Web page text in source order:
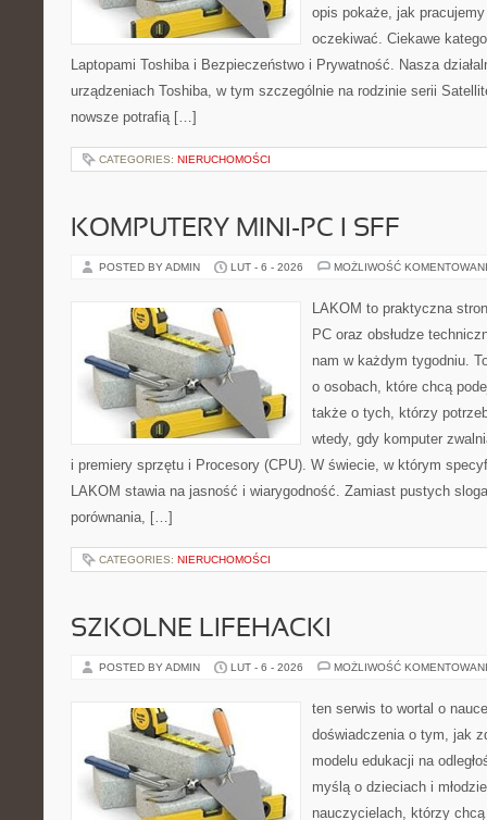
opis pokaże, jak
oczekiwać. Ciekawe
Laptopami Toshiba i Bezpieczeństwo i Prywatność. Nasza
urządzeniach Toshiba, w tym szczególnie na rodzinie serii
nowsze potrafią […]
CATEGORIES: NIERUCHOMOŚCI
KOMPUTERY MINI-PC I SFF
POSTED BY ADMIN LUT - 6 - 2026 MOŻLIWOŚĆ
LAKOM to praktyczna
PC oraz obsłudze
nam w każdym tygodniu.
o osobach, które chcą
także o tych, którzy
wtedy, gdy komputer
i premiery sprzętu i Procesory (CPU). W świecie, w którym
LAKOM stawia na jasność i wiarygodność. Zamiast pustych
porównania, […]
CATEGORIES: NIERUCHOMOŚCI
SZKOLNE LIFEHACKI
POSTED BY ADMIN LUT - 6 - 2026 MOŻLIWOŚĆ
ten serwis to wortal o
doświadczenia o tym, jak
modelu edukacji na
myślą o dzieciach i
nauczycielach, którzy